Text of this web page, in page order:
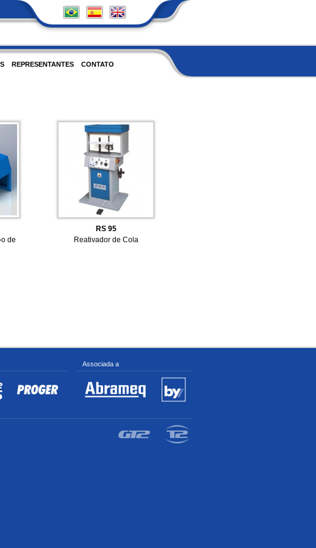
REPRESENTANTES CONTATO
de
RS 95
Reativador de Cola
Associada a